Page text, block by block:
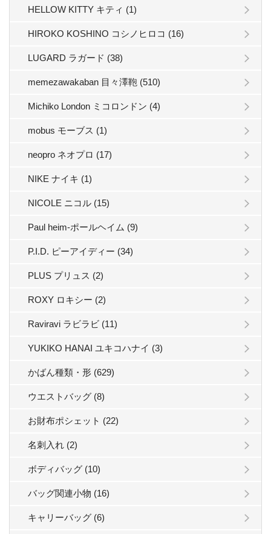
HELLOW KITTY キティ (1)
HIROKO KOSHINO コシノヒロコ (16)
LUGARD ラガード (38)
memezawakaban 目々澤鞄 (510)
Michiko London ミコロンドン (4)
mobus モーブス (1)
neopro ネオプロ (17)
NIKE ナイキ (1)
NICOLE ニコル (15)
Paul heim-ポールヘイム (9)
P.I.D. ピーアイディー (34)
PLUS プリュス (2)
ROXY ロキシー (2)
Raviravi ラビラビ (11)
YUKIKO HANAI ユキコハナイ (3)
かばん種類・形 (629)
ウエストバッグ (8)
お財布ポシェット (22)
名刺入れ (2)
ボディバッグ (10)
バッグ関連小物 (16)
キャリーバッグ (6)